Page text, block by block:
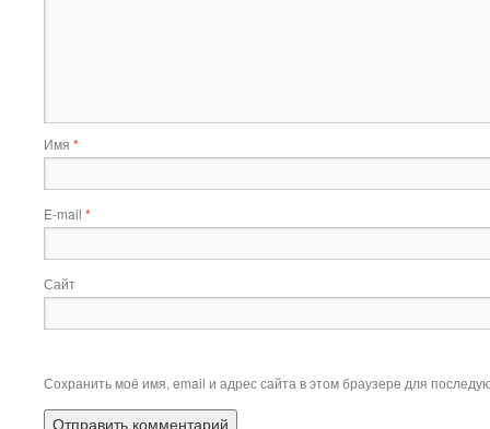
Имя *
E-mail *
Сайт
Сохранить моё имя, email и адрес сайта в этом браузере для